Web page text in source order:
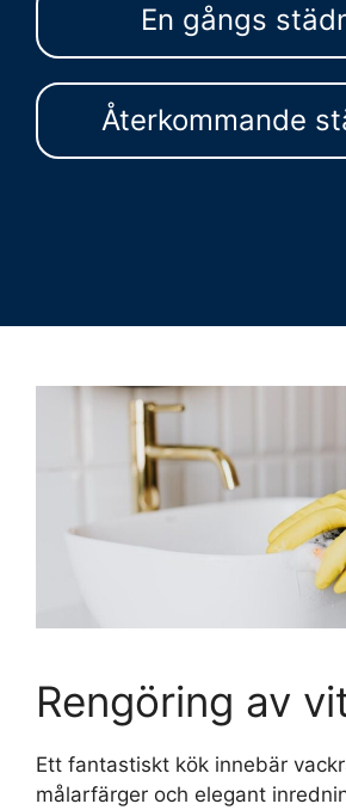
En gångs
Återkommande
Rengöring av
Ett fantastiskt kök innebär
målarfärger och elegant